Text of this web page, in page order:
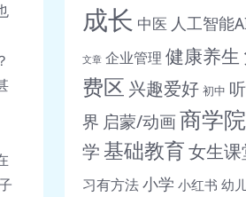
成长 中医 人工智能
文章 企业管理 健康养生
费区 兴趣爱好 初中
界 启蒙/动画商学院
学 基础教育女生课
习有方法小学 小红书 幼